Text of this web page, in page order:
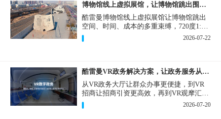
博物馆线上虚拟展馆，让博物馆跳出围墙让历史随处可及
酷雷曼博物馆线上虚拟展馆让博物馆跳出
空间、时间、成本的多重束缚，720度1:1
实景复刻的VR数字展厅，已经成为博物馆
数字化刚需新基建。
2026-07-22
酷雷曼VR政务解决方案，让政务服务从“看得见”开始
从VR政务大厅让群众办事更便捷，到VR
招商让招商引资更高效，再到VR观摩汇报
让政务成果更直观，酷雷曼VR政务解决方
案，解锁政务服务新体验，让服务从“看得
2026-07-20